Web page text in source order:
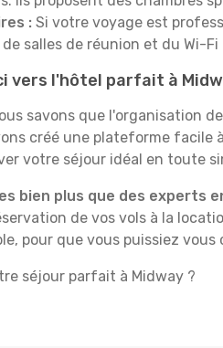
: Si votre voyage est
de salles de réunion et du Wi-
vers l'hôtel parfait à
savons que l'organisation
créé une plateforme facile
votre séjour idéal en toute
bien plus que des experts
de vos vols à la
pour que vous puissiez
séjour parfait à Midway ?